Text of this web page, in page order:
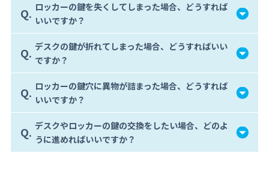
Q. ロッカーの鍵を失くしてしまった場合、どうすれば
いいですか？
Q. デスクの鍵が折れてしまった場合、どうすればいい
ですか？
Q. ロッカーの鍵穴に異物が詰まった場合、どうすれば
いいですか？
Q. デスクやロッカーの鍵の交換をしたい場合、どのよ
うに進めればいいですか？